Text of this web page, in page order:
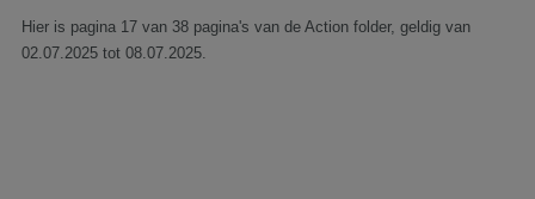
Hier is pagina 17 van 38 pagina's van de Action folder, geldig van
02.07.2025 tot 08.07.2025.